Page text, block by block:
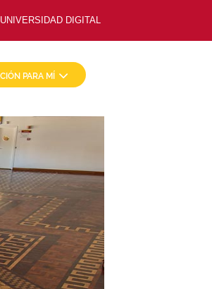
UNIVERSIDAD DIGITAL